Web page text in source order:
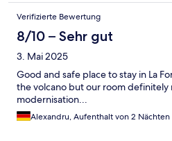
room felt musty. There was AC
the air out, but its air coming out of it
most of the time the hot water in
Fortunately the weather was very
time!), so we could just keep
fine. To their credit, they
their own, because apparently we
higher-class room.
Verifizierte Bewertung
8/10 – Sehr gut
3. Mai 2025
Good and safe place to stay in La
the volcano but our room
modernisation...
Alexandru, Aufenthalt von 2 Nächten